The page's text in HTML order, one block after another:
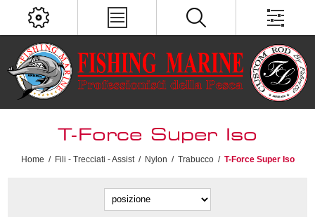
T-Force Super Iso
Home / Fili - Trecciati - Assist / Nylon / Trabucco / T-Force Super Iso